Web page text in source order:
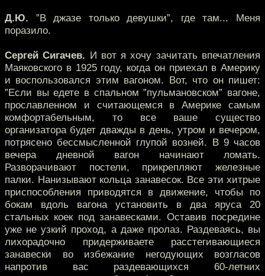
Д.Ю. ”В джазе только девушки”, где там... Меня
поразило.
Сергей Сигачев. И вот я хочу зачитать впечатления
Маяковского в 1925 году, когда он приехал в Америку
и воспользовался этим вагоном. Вот, что он пишет:
”Если вы едете в спальном ”пульмановском” вагоне,
прославленном и считающемся в Америке самым
комфортабельным, то все ваше существо
организатора будет дважды в день, утром и вечером,
потрясено бессмысленной глупой возней. В 9 часов
вечера дневной вагон начинают ломать.
Разворачивают постели, прикрепляют железные
палки. Нанизывают кольца занавесок. Все эти хитрые
приспособления приводятся в движение, чтобы по
бокам вдоль вагона установить в два яруса 20
стальных коек под занавесками. Оставив посредине
уже не узкий проход, а даже пролаз. Раздеваясь, вы
лихорадочно придерживаете расстегивающиеся
занавески во избежание негодующих возгласов
напротив вас раздевающихся 60-летних